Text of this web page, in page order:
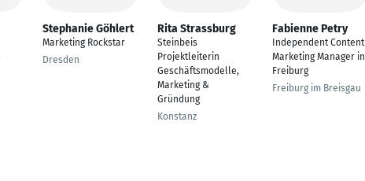
Stephanie Göhlert
Marketing Rockstar
Dresden
Rita Strassburg
Steinbeis
Projektleiterin
Geschäftsmodelle,
Marketing &
Gründung
Konstanz
Fabienne Petry
Independent Content
Marketing Manager in
Freiburg
Freiburg im Breisgau